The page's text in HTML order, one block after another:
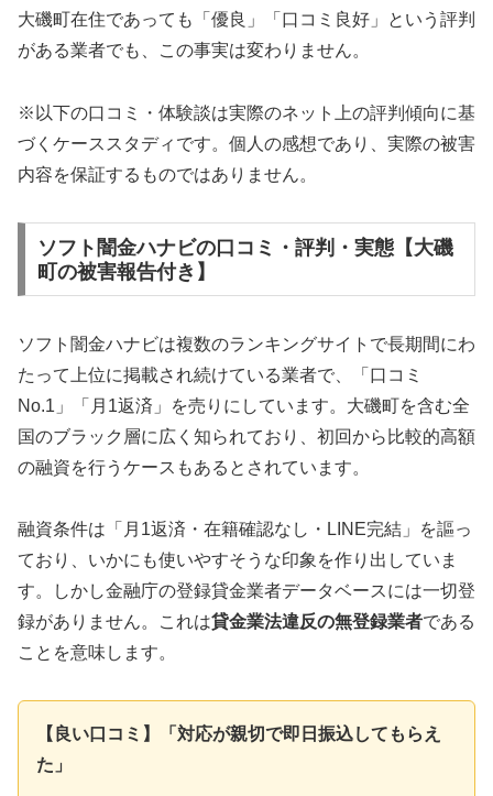
大磯町在住であっても「優良」「口コミ良好」という評判
がある業者でも、この事実は変わりません。
※以下の口コミ・体験談は実際のネット上の評判傾向に基
づくケーススタディです。個人の感想であり、実際の被害
内容を保証するものではありません。
ソフト闇金ハナビの口コミ・評判・実態【大磯
町の被害報告付き】
ソフト闇金ハナビは複数のランキングサイトで長期間にわ
たって上位に掲載され続けている業者で、「口コミ
No.1」「月1返済」を売りにしています。大磯町を含む全
国のブラック層に広く知られており、初回から比較的高額
の融資を行うケースもあるとされています。
融資条件は「月1返済・在籍確認なし・LINE完結」を謳っ
ており、いかにも使いやすそうな印象を作り出していま
す。しかし金融庁の登録貸金業者データベースには一切登
録がありません。これは貸金業法違反の無登録業者である
ことを意味します。
【良い口コミ】「対応が親切で即日振込してもらえ
た」